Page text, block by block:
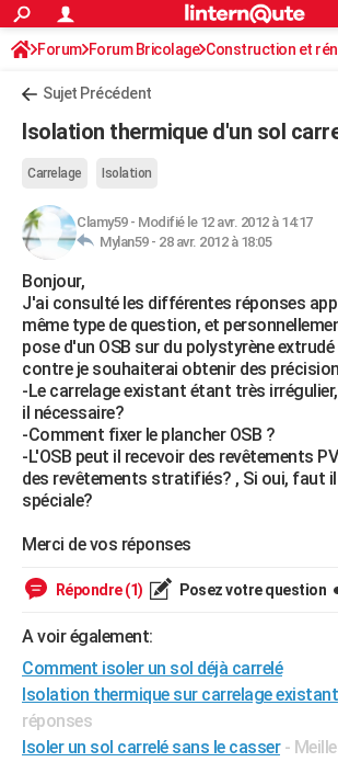
ACTUALITÉS
Politique
Société
Faits Divers
Education
Monde
Villes
+
AUTO
Essais
Réserver un essai
Citadines
Berlines
SUV
Forum auto
+HIGH-TECH
Mobiles
Meilleur smartphone
Internet
Ordinateurs
Jeux vidéo
Guide high-tech
+BRICOLAGE
Forum
Aménagement intérieur
Extérieur
Cuisine
Salle de bains
Jardinage
Rangement
WEEK-END
Guides de France
Escapades
Patrimoine
Expositions
Musées
Week-end nature
+LIFESTYLE
Art de vivre
Bien-être
Loisirs
Mode
Modes de vie
SANTE
Alimentation
Guide de la santé
Maladies
Médicaments
Sommeil
VOYAGE
Destinations
City break
Voyage nature
Voyage de noces
Forum
Climat
CARTE DE VOEUX
Carte de Noël
Carte Bonne année
Carte Saint-Valentin
Carte Pâques
Carte d'anniversaire
DICTIONNAIRE
Dictionnaire
Biographies
Citations
Expressions
Proverbes
PROGRAMME TV
S'inscrire
Connexion
Forum Forum Bricolage Construction et
Sujet Précédent
Isolation thermique d'un sol
Carrelage Isolation
Clamy59- Modifié le 12 avr. 2012 à 14:17
Mylan59 - 28 avr. 2012 à 18:05
Bonjour,
J'ai consulté les différentes réponses
même type de question, et
pose d'un OSB sur du polystyrène
contre je souhaiterai obtenir des
-Le carrelage existant étant très
il nécessaire?
-Comment fixer le plancher OSB ?
-L'OSB peut il recevoir des revêtements
des revêtements stratifiés? , Si oui, faut
spéciale?
Merci de vos réponses
Répondre (1) Posez votre question
A voir également:
Comment isoler un sol déjà carrelé
Isolation thermique sur carrelage existant
réponses
Isoler un sol carrelé sans le casser -